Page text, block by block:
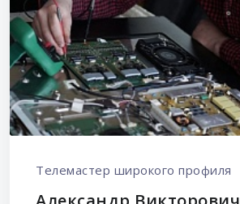
Телемастер широкого профиля